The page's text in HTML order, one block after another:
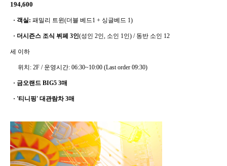
194,600
· 객실: 패밀리 트윈(더블 베드1 + 싱글베드 1)
· 더시즌스 조식 뷔페 3인(성인 2인, 소인 1인) / 동반 소인 12
세 이하
위치: 2F / 운영시간: 06:30~10:00 (Last order 09:30)
· 금오랜드 BIG5 3매
· '티니핑' 대관람차 3매